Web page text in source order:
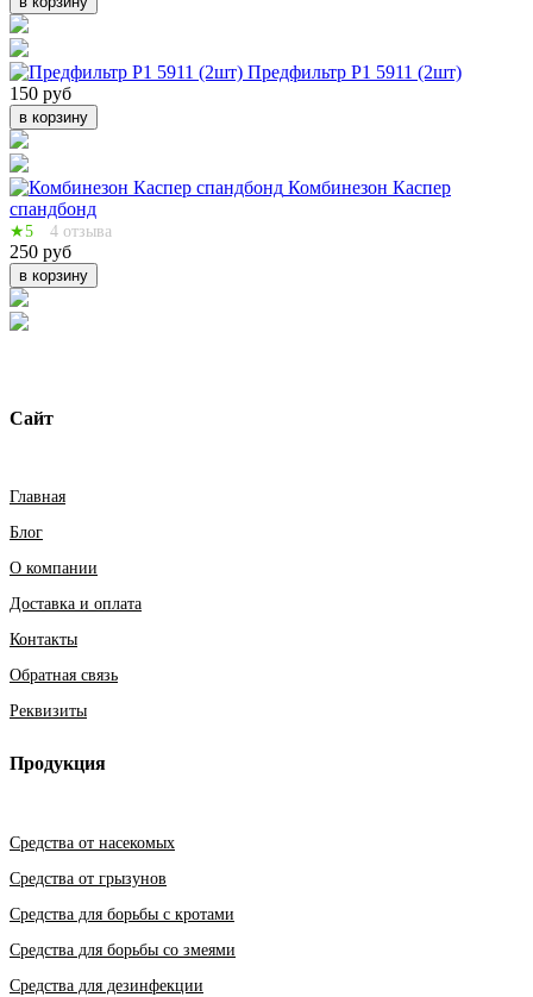
Предфильтр Р1 5911 (2шт)
150 руб
в корзину
Комбинезон Каспер
спандбонд
★5 4 отзыва
250 руб
в корзину
Сайт
Главная
Блог
О компании
Доставка и оплата
Контакты
Обратная связь
Реквизиты
Продукция
Средства от насекомых
Средства от грызунов
Средства для борьбы с кротами
Средства для борьбы со змеями
Средства для дезинфекции